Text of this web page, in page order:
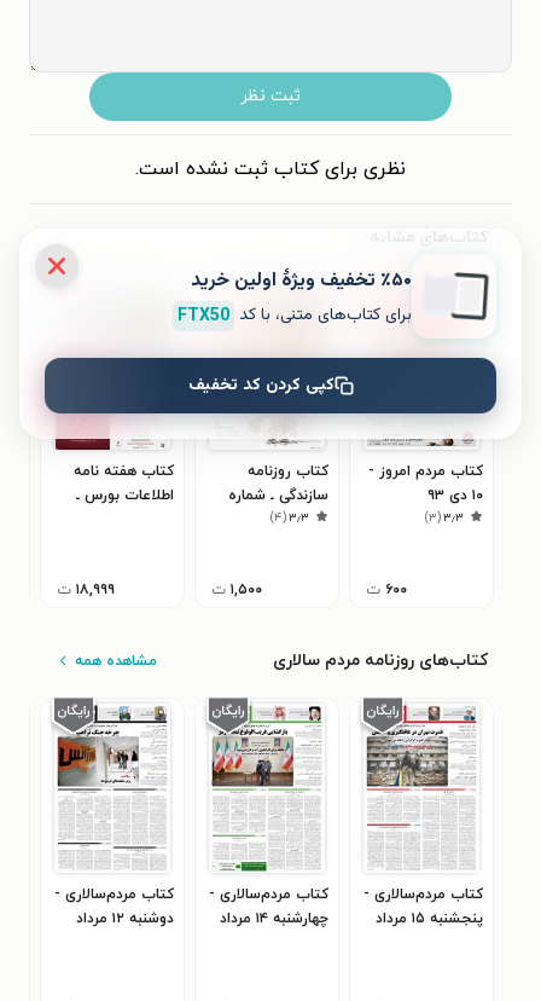
ثبت نظر
نظری برای کتاب ثبت نشده است.
کتاب‌های مشابه
کتاب مردم امروز -
۱۰ دی ۹۳
۳٫۳(۳)
۶۰۰ ت
کتاب روزنامه
سازندگی ـ شماره
۸۲۳ ـ ۲۲ آذر ۹۹۳٫۳(۴)
۱,۵۰۰ ت
کتاب هفته نامه
اطلاعات بورس ـ
۱۸,۹۹۹ ت
کتاب‌های روزنامه مردم سالاری مشاهده همه
کتاب مردم‌سالاری -
پنجشنبه ۱۵ مرداد
کتاب مردم‌سالاری -
چهارشنبه ۱۴ مرداد
کتاب مردم‌سالاری -
دوشنبه ۱۲ مرداد
٪۵۰ تخفیف ویژۀ اولین خرید
برای کتاب‌های متنی، با کد FTX50
کپی کردن کد تخفیف